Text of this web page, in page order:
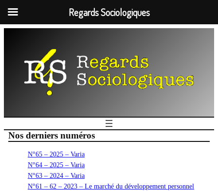
Nos derniers numéros
N°65 – 2025 – Varia
N°64 – 2025 – Varia
N°63 – 2024 – Varia
N°61 – 62 – 2023 – Le marché du développement personnel
Regards Sociologiques